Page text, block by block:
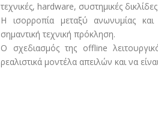
τεχνικές, hardware, συστημικές
Η ισορροπία μεταξύ ανωνυμίας
σημαντική τεχνική πρόκληση.
Ο σχεδιασμός της offline
ρεαλιστικά μοντέλα απειλών και να